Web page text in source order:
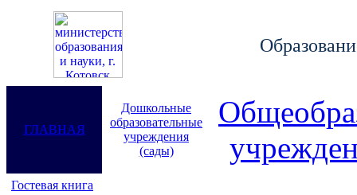
ГЛАВНАЯ
Дошкольные
образовательные
учреждения
(сады)
Гостевая книга